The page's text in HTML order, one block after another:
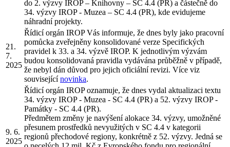
do 2. výzvy IROP – Knihovny – SC 4.4 (PR) a částečně do
34. výzvy IROP - Muzea – SC 4.4 (PR), kde evidujeme
náhradní projekty.
21.
7.
2025
Řídicí orgán IROP Vás informuje, že dnes byly jako pracovní
pomůcka zveřejněny konsolidované verze Specifických
pravidel k 33. a 34. výzvě IROP. K jednotlivým výzvám
budou konsolidovaná pravidla vydávána průběžně v případě,
že nebyl dán důvod pro jejich oficiální revizi. Více viz
souvisejícínovinka.
9. 6.
2025
Řídicí orgán IROP oznamuje, že dnes vydal aktualizaci textu
34. výzvy IROP - Muzea - SC 4.4 (PR) a 52. výzvy IROP -
Památky - SC 4.4 (PR).
Předmětem změny je navýšení alokace 34. výzvy, umožněné
přesunem prostředků nevyužitých v SC 4.4 v kategorii
regionů přechodové regiony, konkrétně z 52. výzvy. Jedná se